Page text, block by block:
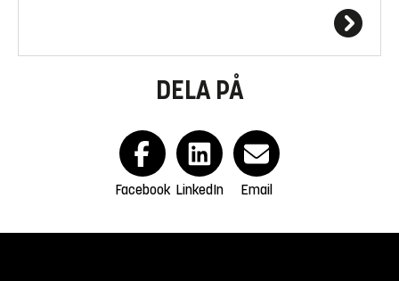
DELA PÅ
Facebook LinkedIn Email